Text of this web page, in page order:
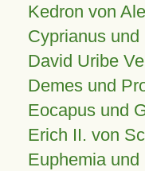
Kedron von
Cyprianus und
David Uribe
Demes und
Eocapus und
Erich II. von
Euphemia und